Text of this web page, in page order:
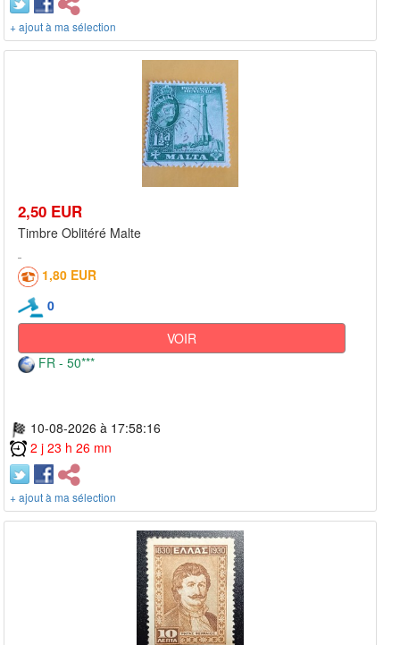
+ ajout à ma sélection
2,50 EUR
Timbre Oblitéré Malte
1,80 EUR
0
VOIR
FR - 50***
10-08-2026 à 17:58:16
2 j 23 h 26 mn
+ ajout à ma sélection